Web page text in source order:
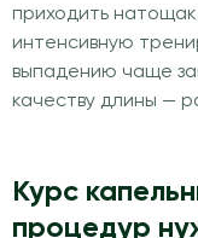
приходить
интенсивную
выпадению чаще
качеству длины —
Курс
процедур